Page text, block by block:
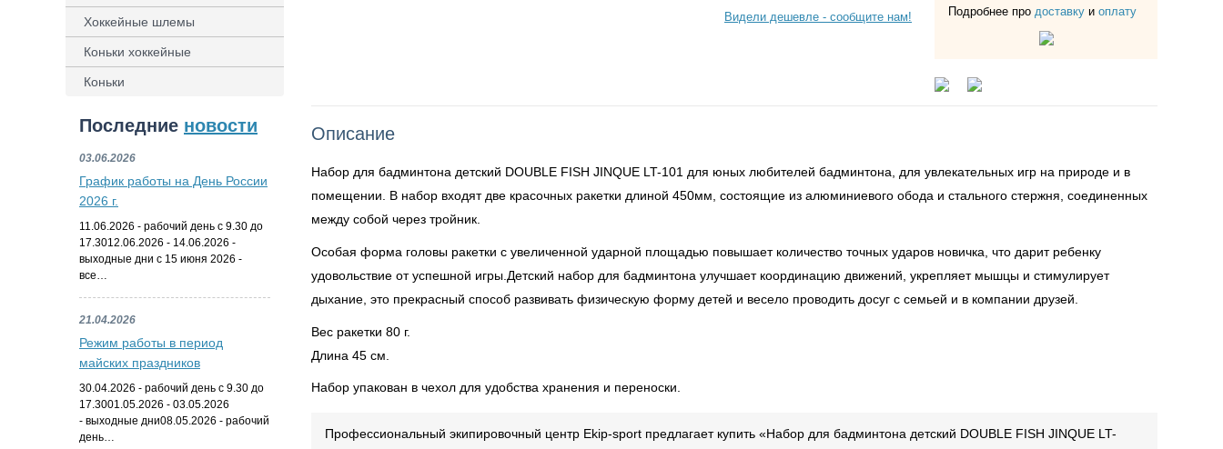
Хоккейные шлемы
Коньки хоккейные
Коньки
Последние новости
03.06.2026
График работы на День России
2026 г.
11.06.2026 - рабочий день с 9.30 до
17.3012.06.2026 - 14.06.2026 -
выходные дни с 15 июня 2026 -
все…
21.04.2026
Режим работы в период
майских праздников
30.04.2026 - рабочий день с 9.30 до
17.3001.05.2026 - 03.05.2026
- выходные дни08.05.2026 - рабочий
день…
Видели дешевле - сообщите нам!
Подробнее про доставку и оплату
Описание
Набор для бадминтона детский DOUBLE FISH JINQUE LT-101 для юных любителей бадминтона, для увлекательных игр на природе и в
помещении. В набор входят две красочных ракетки длиной 450мм, состоящие из алюминиевого обода и стального стержня, соединенных
между собой через тройник.
Особая форма головы ракетки с увеличенной ударной площадью повышает количество точных ударов новичка, что дарит ребенку
удовольствие от успешной игры.Детский набор для бадминтона улучшает координацию движений, укрепляет мышцы и стимулирует
дыхание, это прекрасный способ развивать физическую форму детей и весело проводить досуг с семьей и в компании друзей.
Вес ракетки 80 г.
Длина 45 см.
Набор упакован в чехол для удобства хранения и переноски.
Профессиональный экипировочный центр Ekip-sport предлагает купить «Набор для бадминтона детский DOUBLE FISH JINQUE LT-